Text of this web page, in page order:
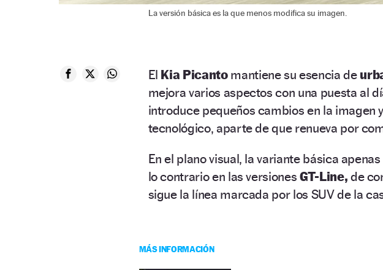
La versión básica es la que menos modifica su imagen.
El Kia Picantomantiene su esencia de
mejora varios aspectos con una puesta al
introduce pequeños cambios en la imagen
tecnológico, aparte de que renueva por
En el plano visual, la variante básica
lo contrario en las versiones GT-Line, de
sigue la línea marcada por los SUV de la
MÁS INFORMACIÓN